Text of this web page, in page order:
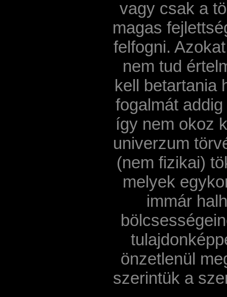
vagy csak a
magas
felfogni.
nem tud
kell betartania
fogalmát
így nem okoz
univerzum
(nem fizikai)
melyek
immár
önzetlenül
szerintük a